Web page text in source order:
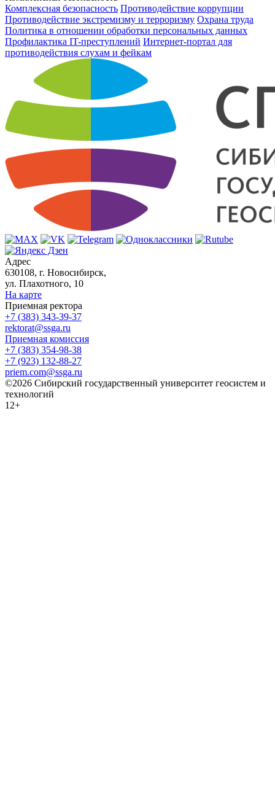
Комплексная безопасность Противодействие коррупции
Противодействие экстремизму и терроризму Охрана труда
Политика в отношении обработки персональных данных
Профилактика IT-преступлений Интернет-портал для
противодействия слухам и фейкам
Адрес
630108, г. Новосибирск,
ул. Плахотного, 10
На карте
Приемная ректора
+7 (383) 343-39-37
rektorat@ssga.ru
Приемная комиссия
+7 (383) 354-98-38
+7 (923) 132-88-27
priem.com@ssga.ru
©2026 Сибирский государственный университет геосистем и
технологий
12+